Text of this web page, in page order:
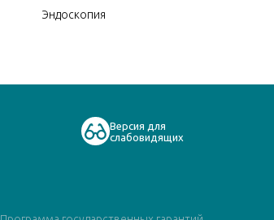
Эндоскопия
Версия для
слабовидящих